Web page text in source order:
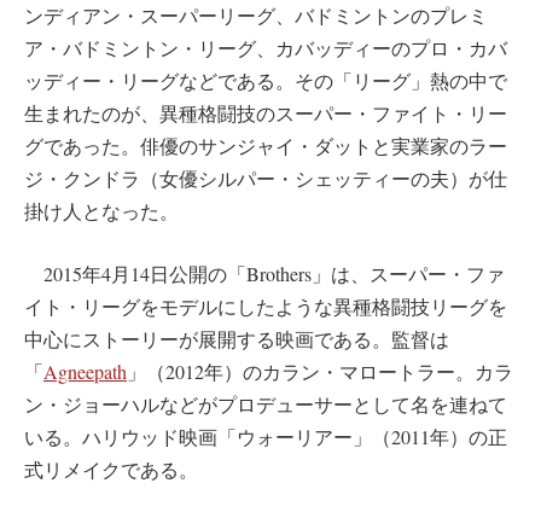
ンディアン・スーパーリーグ、バドミントンのプレミ
ア・バドミントン・リーグ、カバッディーのプロ・カバ
ッディー・リーグなどである。その「リーグ」熱の中で
生まれたのが、異種格闘技のスーパー・ファイト・リー
グであった。俳優のサンジャイ・ダットと実業家のラー
ジ・クンドラ（女優シルパー・シェッティーの夫）が仕
掛け人となった。
2015年4月14日公開の「Brothers」は、スーパー・ファ
イト・リーグをモデルにしたような異種格闘技リーグを
中心にストーリーが展開する映画である。監督は
「Agneepath 」（2012年）のカラン・マロートラー。カラ
ン・ジョーハルなどがプロデューサーとして名を連ねて
いる。ハリウッド映画「ウォーリアー」（2011年）の正
式リメイクである。